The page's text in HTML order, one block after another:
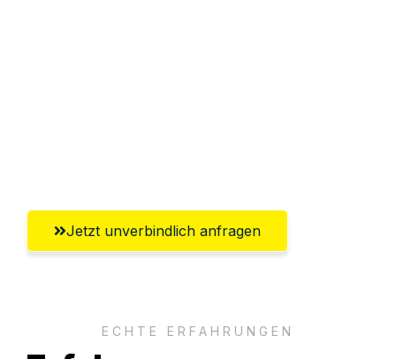
Jetzt unverbindlich anfragen
ECHTE ERFAHRUNGEN